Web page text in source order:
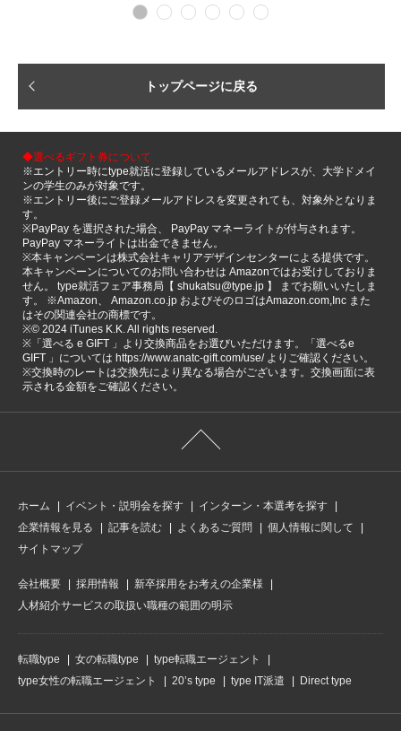
トップページに戻る
◆選べるギフト券について
※エントリー時にtype就活に登録しているメールアドレスが、大学ドメイ
ンの学生のみが対象です。
※エントリー後にご登録メールアドレスを変更されても、対象外となりま
す。
※PayPay を選択された場合、 PayPay マネーライトが付与されます。
PayPay マネーライトは出金できません。
※本キャンペーンは株式会社キャリアデザインセンターによる提供です。
本キャンペーンについてのお問い合わせは Amazonではお受けしておりま
せん。 type就活フェア事務局【 shukatsu@type.jp 】 までお願いいたしま
す。 ※Amazon、 Amazon.co.jp およびそのロゴはAmazon.com,Inc また
はその関連会社の商標です。
※©️ 2024 iTunes K.K. All rights reserved.
※「選べる e GIFT 」より交換商品をお選びいただけます。「選べるe
GIFT 」については https://www.anatc-gift.com/use/ よりご確認ください。
※交換時のレートは交換先により異なる場合がございます。交換画面に表
示される金額をご確認ください。
ホーム イベント・説明会を探す
インターン・本選考を探す
企業情報を見る
記事を読む よくあるご質問
個人情報に関して
サイトマップ
会社概要 採用情報
新卒採用をお考えの企業様
人材紹介サービスの取扱い職種の範囲の明示
転職type 女の転職type
type転職エージェント
type女性の転職エージェント
20’s type type IT派遣 Direct type